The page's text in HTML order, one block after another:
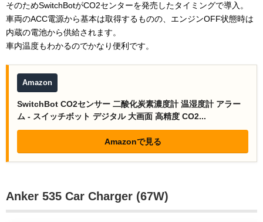
そのためSwitchBotがCO2センターを発売したタイミングで導入。
車両のACC電源から基本は取得するものの、エンジンOFF状態時は
内蔵の電池から供給されます。
車内温度もわかるのでかなり便利です。
Amazon
SwitchBot CO2センサー 二酸化炭素濃度計 温湿度計 アラー
ム - スイッチボット デジタル 大画面 高精度 CO2...
Amazonで見る
Anker 535 Car Charger (67W)